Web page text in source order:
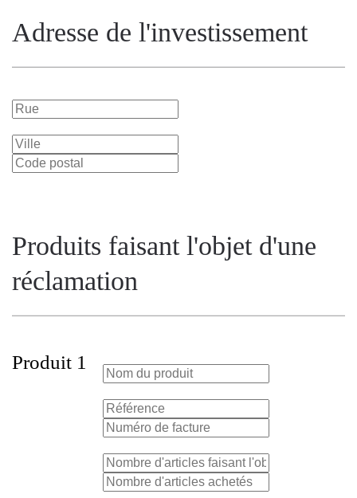
Adresse de l'investissement
Produits faisant l'objet d'une
réclamation
Produit 1